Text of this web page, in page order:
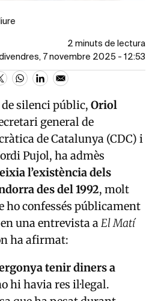
2 minuts de lectura
7 novembre 2025 - 12:53
de silenci públic, Oriol
general de
de Catalunya (CDC) i
Pujol, ha admès
l’existència dels
des del 1992, molt
ho confessés públicament
una entrevista aEl Matí
ha afirmat:
tenir diners a
hi havia res il·legal.